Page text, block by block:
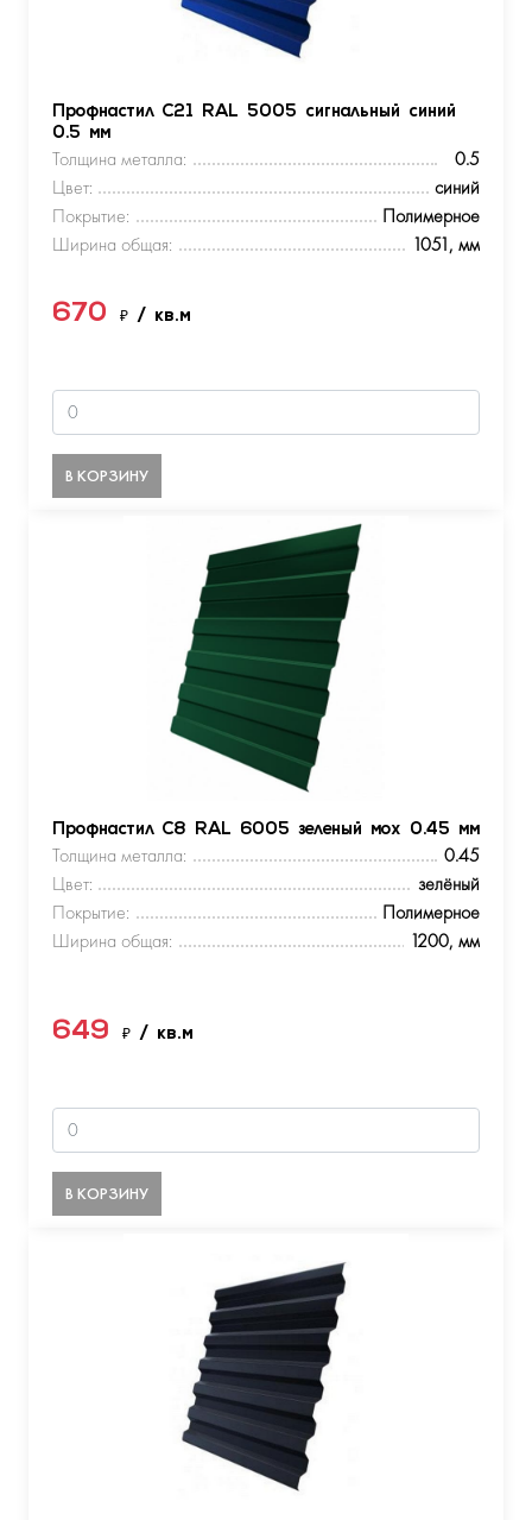
Профнастил С21 RAL 5005 сигнальный синий
0.5 мм
Толщина металла:
0.5
Цвет:
синий
Покрытие:
Полимерное
Ширина общая:
1051, мм
670 ₽ / кв.м
В КОРЗИНУ
Профнастил С8 RAL 6005 зеленый мох 0.45 мм
Толщина металла:
0.45
Цвет:
зелёный
Покрытие:
Полимерное
Ширина общая:
1200, мм
649 ₽ / кв.м
В КОРЗИНУ